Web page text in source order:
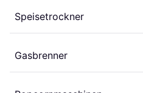
Speisetrockner
Gasbrenner